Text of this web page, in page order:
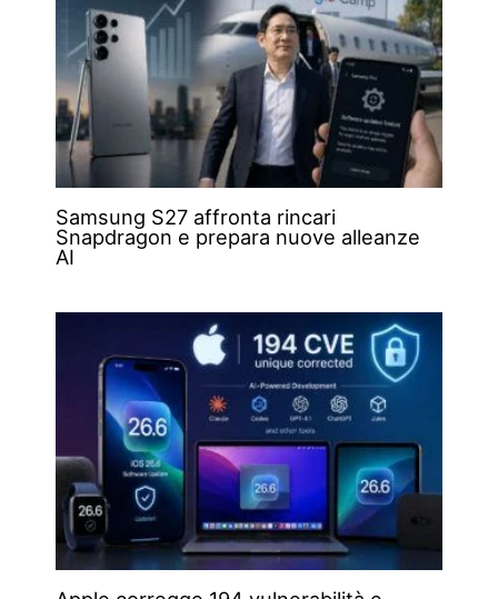
Samsung S27 affronta rincari
Snapdragon e prepara nuove alleanze
AI